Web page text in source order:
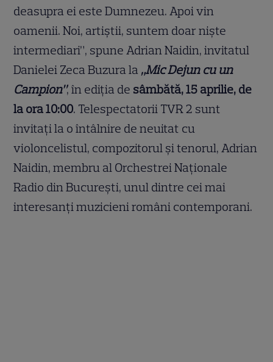
deasupra ei este Dumnezeu. Apoi vin
oamenii. Noi, artiştii, suntem doar nişte
intermediari”, spune Adrian Naidin, invitatul
Danielei Zeca Buzura la „Mic Dejun cu un
Campion”, în ediţia de sâmbătă, 15 aprilie, de
la ora 10:00. Telespectatorii TVR 2 sunt
invitaţi la o întâlnire de neuitat cu
violoncelistul, compozitorul şi tenorul, Adrian
Naidin, membru al Orchestrei Naţionale
Radio din Bucureşti, unul dintre cei mai
interesanţi muzicieni români contemporani.